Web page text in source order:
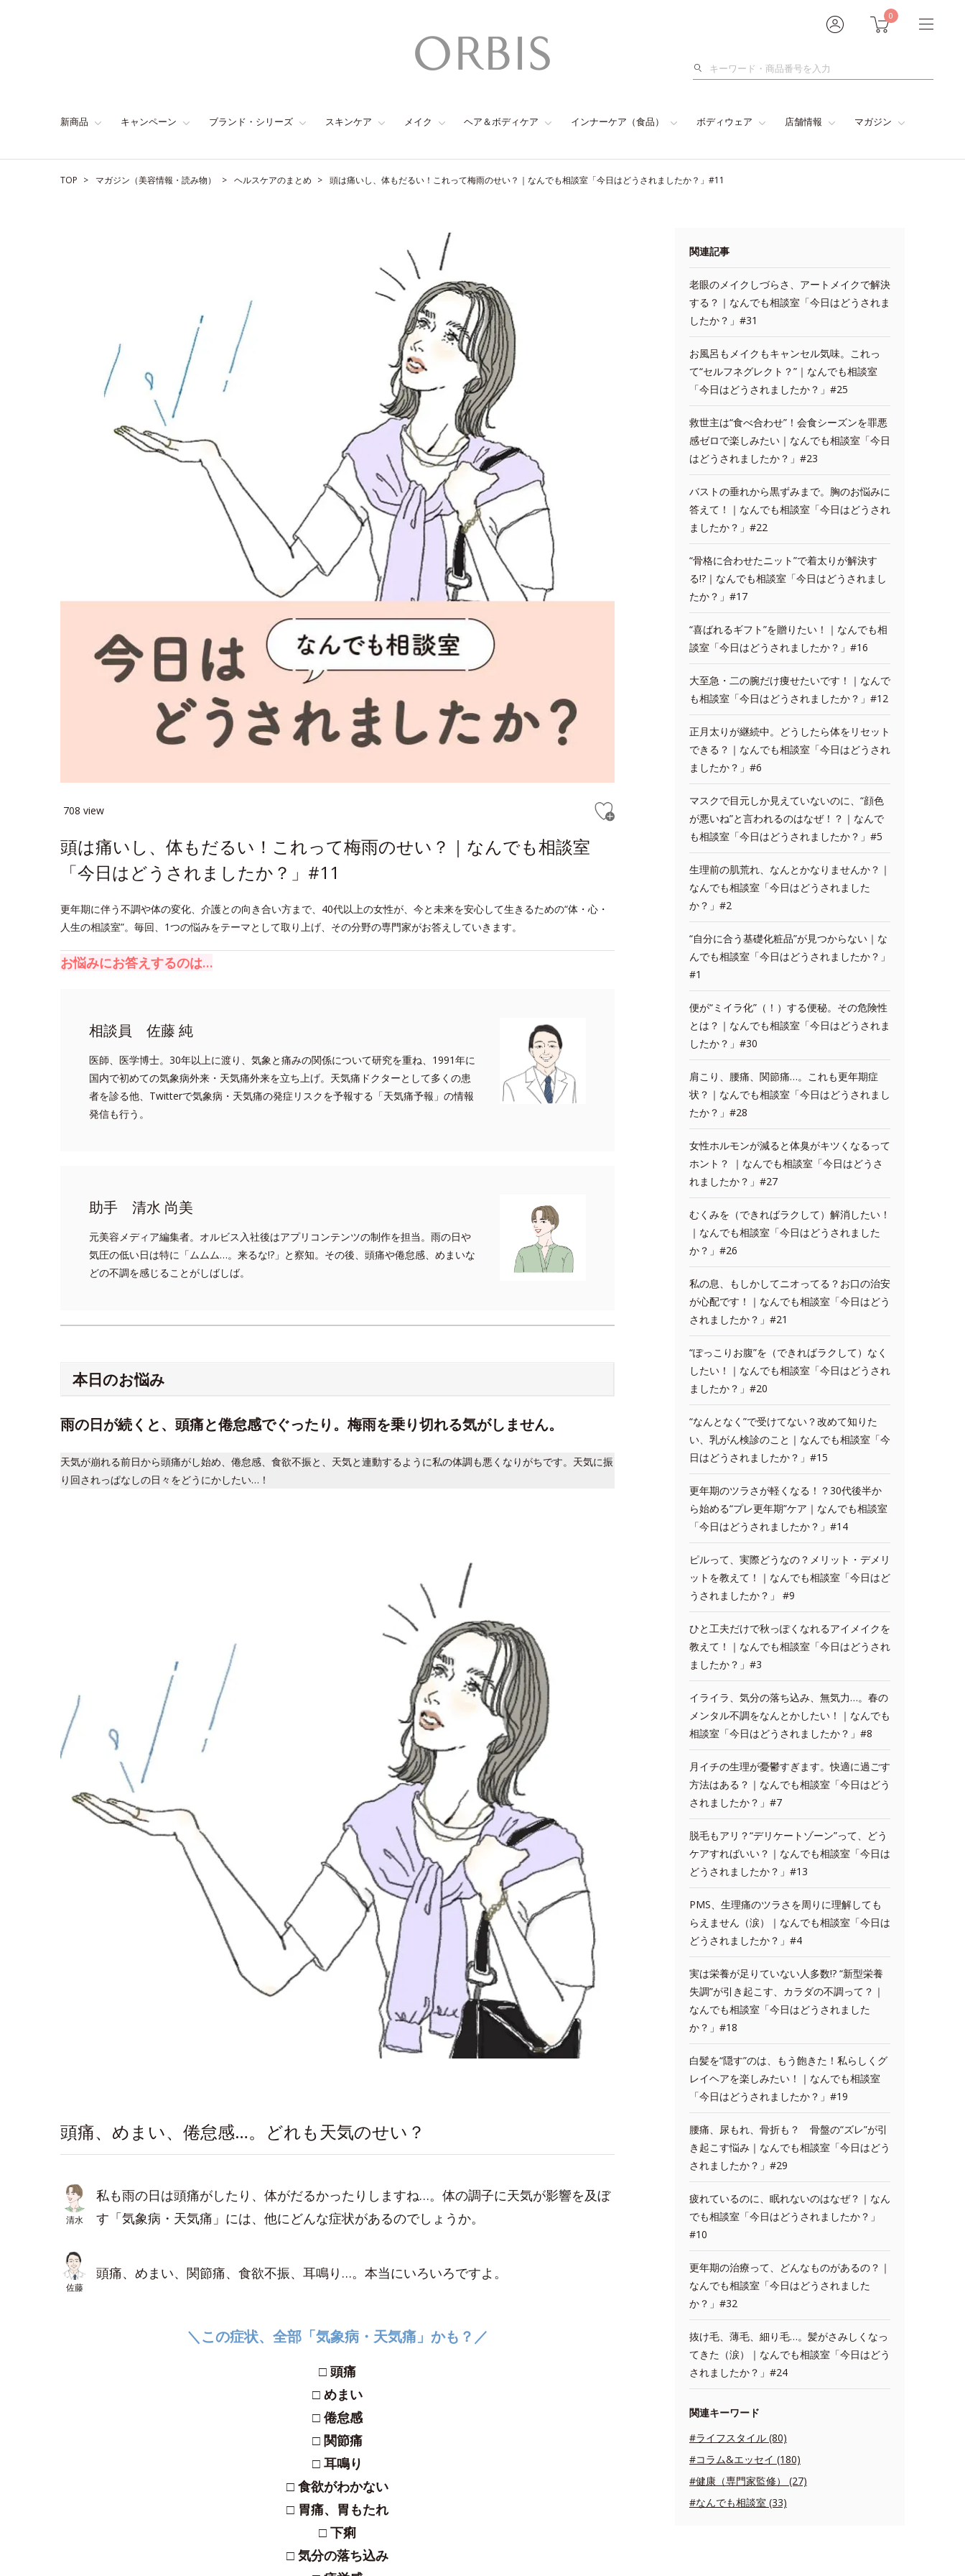
0
検
新商品 キャンペーン ブランド・シリーズ スキンケア メイク ヘア＆ボディケア インナーケア（食品） ボディウェア 店舗情報 マガジン
TOP マガジン（美容情報・読み物） ヘルスケアのまとめ 頭は痛いし、体もだるい！これって梅雨のせい？｜なんでも相談室「今日はどうされましたか？」#11
708 view
頭は痛いし、体もだるい！これって梅雨のせい？｜なんでも相談室
「今日はどうされましたか？」#11
更年期に伴う不調や体の変化、介護との向き合い方まで、40代以上の女性が、今と未来を安心して生きるための“体・心・
人生の相談室”。毎回、1つの悩みをテーマとして取り上げ、その分野の専門家がお答えしていきます。
お悩みにお答えするのは…
相談員 佐藤 純
医師、医学博士。30年以上に渡り、気象と痛みの関係について研究を重ね、1991年に
国内で初めての気象病外来・天気痛外来を立ち上げ。天気痛ドクターとして多くの患
者を診る他、Twitterで気象病・天気痛の発症リスクを予報する「天気痛予報」の情報
発信も行う。
助手 清水 尚美
元美容メディア編集者。オルビス入社後はアプリコンテンツの制作を担当。雨の日や
気圧の低い日は特に「ムムム…。来るな!?」と察知。その後、頭痛や倦怠感、めまいな
どの不調を感じることがしばしば。
本日のお悩み
雨の日が続くと、頭痛と倦怠感でぐったり。梅雨を乗り切れる気がしません。
天気が崩れる前日から頭痛がし始め、倦怠感、食欲不振と、天気と連動するように私の体調も悪くなりがちです。天気に振
り回されっぱなしの日々をどうにかしたい…！
頭痛、めまい、倦怠感…。どれも天気のせい？
清水
私も雨の日は頭痛がしたり、体がだるかったりしますね…。体の調子に天気が影響を及ぼ
す「気象病・天気痛」には、他にどんな症状があるのでしょうか。
佐藤
頭痛、めまい、関節痛、食欲不振、耳鳴り…。本当にいろいろですよ。
＼この症状、全部「気象病・天気痛」かも？／
□ 頭痛
□ めまい
□ 倦怠感
□ 関節痛
□ 耳鳴り
□ 食欲がわかない
□ 胃痛、胃もたれ
□ 下痢
□ 気分の落ち込み
関連記事
老眼のメイクしづらさ、アートメイクで解決
する？｜なんでも相談室「今日はどうされま
したか？」#31
お風呂もメイクもキャンセル気味。これっ
て“セルフネグレクト？”｜なんでも相談室
「今日はどうされましたか？」#25
救世主は“食べ合わせ”！会食シーズンを罪悪
感ゼロで楽しみたい｜なんでも相談室「今日
はどうされましたか？」#23
バストの垂れから黒ずみまで。胸のお悩みに
答えて！｜なんでも相談室「今日はどうされ
ましたか？」#22
“骨格に合わせたニット”で着太りが解決す
る!?｜なんでも相談室「今日はどうされまし
たか？」#17
“喜ばれるギフト”を贈りたい！｜なんでも相
談室「今日はどうされましたか？」#16
大至急・二の腕だけ痩せたいです！｜なんで
も相談室「今日はどうされましたか？」#12
正月太りが継続中。どうしたら体をリセット
できる？｜なんでも相談室「今日はどうされ
ましたか？」#6
マスクで目元しか見えていないのに、“顔色
が悪いね”と言われるのはなぜ！？｜なんで
も相談室「今日はどうされましたか？」#5
生理前の肌荒れ、なんとかなりませんか？｜
なんでも相談室「今日はどうされました
か？」#2
“自分に合う基礎化粧品”が見つからない｜な
んでも相談室「今日はどうされましたか？」
#1
便が“ミイラ化”（！）する便秘。その危険性
とは？｜なんでも相談室「今日はどうされま
したか？」#30
肩こり、腰痛、関節痛…。これも更年期症
状？｜なんでも相談室「今日はどうされまし
たか？」#28
女性ホルモンが減ると体臭がキツくなるって
ホント？ ｜なんでも相談室「今日はどうさ
れましたか？」#27
むくみを（できればラクして）解消したい！
｜なんでも相談室「今日はどうされました
か？」#26
私の息、もしかしてニオってる？お口の治安
が心配です！｜なんでも相談室「今日はどう
されましたか？」#21
“ぽっこりお腹”を（できればラクして）なく
したい！｜なんでも相談室「今日はどうされ
ましたか？」#20
“なんとなく”で受けてない？改めて知りた
い、乳がん検診のこと｜なんでも相談室「今
日はどうされましたか？」#15
更年期のツラさが軽くなる！？30代後半か
ら始める“プレ更年期”ケア｜なんでも相談室
「今日はどうされましたか？」#14
ピルって、実際どうなの？メリット・デメリ
ットを教えて！｜なんでも相談室「今日はど
うされましたか？」 #9
ひと工夫だけで秋っぽくなれるアイメイクを
教えて！｜なんでも相談室「今日はどうされ
ましたか？」#3
イライラ、気分の落ち込み、無気力…。春の
メンタル不調をなんとかしたい！｜なんでも
相談室「今日はどうされましたか？」#8
月イチの生理が憂鬱すぎます。快適に過ごす
方法はある？｜なんでも相談室「今日はどう
されましたか？」#7
脱毛もアリ？“デリケートゾーン”って、どう
ケアすればいい？｜なんでも相談室「今日は
どうされましたか？」#13
PMS、生理痛のツラさを周りに理解しても
らえません（涙）｜なんでも相談室「今日は
どうされましたか？」#4
実は栄養が足りていない人多数!? “新型栄養
失調”が引き起こす、カラダの不調って？｜
なんでも相談室「今日はどうされました
か？」#18
白髪を“隠す”のは、もう飽きた！私らしくグ
レイヘアを楽しみたい！｜なんでも相談室
「今日はどうされましたか？」#19
腰痛、尿もれ、骨折も？ 骨盤の“ズレ”が引
き起こす悩み｜なんでも相談室「今日はどう
されましたか？」#29
疲れているのに、眠れないのはなぜ？｜なん
でも相談室「今日はどうされましたか？」
#10
更年期の治療って、どんなものがあるの？｜
なんでも相談室「今日はどうされました
か？」#32
抜け毛、薄毛、細り毛…。髪がさみしくなっ
てきた（涙）｜なんでも相談室「今日はどう
されましたか？」#24
関連キーワード
#ライフスタイル (80)
#コラム&エッセイ (180)
#健康（専門家監修） (27)
#なんでも相談室 (33)